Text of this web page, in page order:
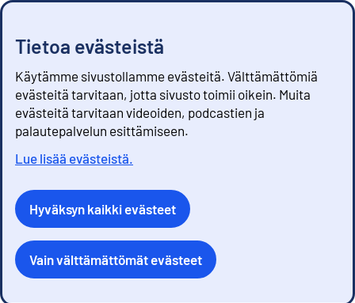
Tietoa evästeistä
Käytämme sivustollamme evästeitä. Välttämättömiä
evästeitä tarvitaan, jotta sivusto toimii oikein. Muita
evästeitä tarvitaan videoiden, podcastien ja
palautepalvelun esittämiseen.
Lue lisää evästeistä.
Hyväksyn kaikki evästeet
Vain välttämättömät evästeet